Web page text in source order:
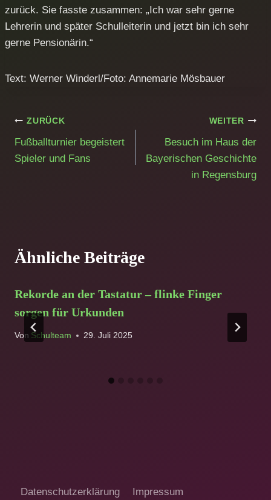
zurück. Sie fasste zusammen: „Ich war sehr gerne
Lehrerin und später Schulleiterin und jetzt bin ich sehr
gerne Pensionärin.“
Text: Werner Winderl/Foto: Annemarie Mösbauer
Beitragsnavigation
ZURÜCK
Fußballturnier begeistert
Spieler und Fans
WEITER
Besuch im Haus der
Bayerischen Geschichte
in Regensburg
Ähnliche Beiträge
Rekorde an der Tastatur – flinke Finger
sorgen für Urkunden
Von Schulteam 29. Juli 2025
Datenschutzerklärung Impressum